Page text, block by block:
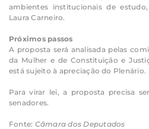
ambientes institucionais de
Laura Carneiro.
Próximos passos
A proposta será analisada pelas
da Mulher e de Constituição e
está sujeito à apreciação do Plenário.
Para virar lei, a proposta precisa
senadores.
Fonte: Câmara dos Deputados